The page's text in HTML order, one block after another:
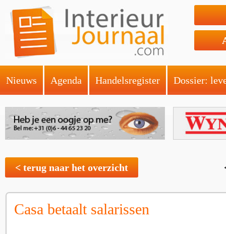
Nieuws Agenda Handelsregister Dossier:
< terug naar het overzicht
Casa betaalt salarissen